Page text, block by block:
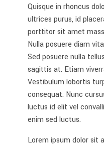
Quisque in rhoncus
ultrices purus, id
porttitor sit amet
Nulla posuere diam
Sed posuere nulla
sagittis at. Etiam
Vestibulum lobortis
consequat. Nunc
luctus id elit vel
enim sed luctus.
Lorem ipsum dolor sit